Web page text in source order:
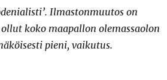
Ilmastonmuutos on
koko maapallon olemassaolon
pieni, vaikutus.